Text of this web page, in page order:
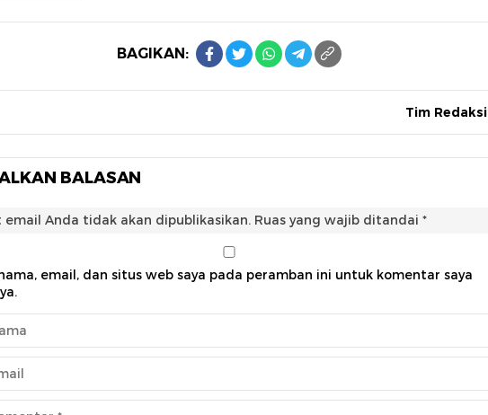
BAGIKAN:
Tim Redaksi
BALASAN
email Anda tidak akan dipublikasikan. Ruas yang wajib ditandai *
email, dan situs web saya pada peramban ini untuk komentar saya